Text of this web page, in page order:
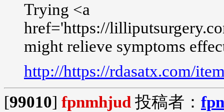
Trying <a
href='https://
might relieve symptoms
http://https://rdasatx.com/
[99010] fpnmhjud 投稿者：